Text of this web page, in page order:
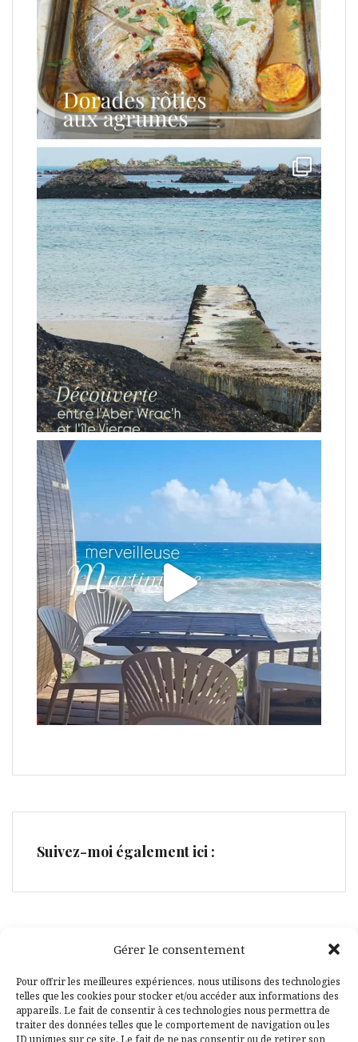
Gérer le consentement
Pour offrir les meilleures expériences, nous utilisons des technologies
telles que les cookies pour stocker et/ou accéder aux informations des
appareils. Le fait de consentir à ces technologies nous permettra de
traiter des données telles que le comportement de navigation ou les
ID uniques sur ce site. Le fait de ne pas consentir ou de retirer son
Suivez-moi également ici :
Facebook
Pinterest